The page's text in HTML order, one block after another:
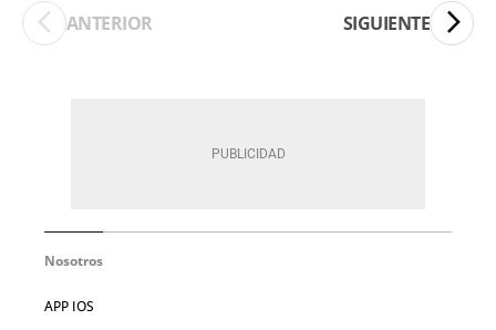
ANTERIOR SIGUIENTE
Nosotros
APP IOS